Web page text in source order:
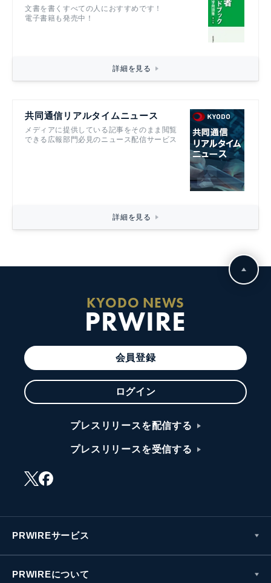
文書を書くすべての人におすすめです！
電子書籍も発売中！
詳細を見る
共同通信リアルタイムニュース
メディアに提供している記事をそのまま閲覧
できる広報部門必見のニュース配信サービス
詳細を見る
KYODO NEWS
PRWIRE
会員登録
ログイン
プレスリリースを配信する
プレスリリースを受信する
PRWIREサービス
PRWIREについて